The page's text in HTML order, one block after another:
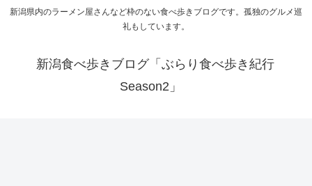
新潟県内のラーメン屋さんなど枠のない食べ歩きブログです。孤独のグルメ巡
礼もしています。
新潟食べ歩きブログ「ぶらり食べ歩き紀行
Season2」